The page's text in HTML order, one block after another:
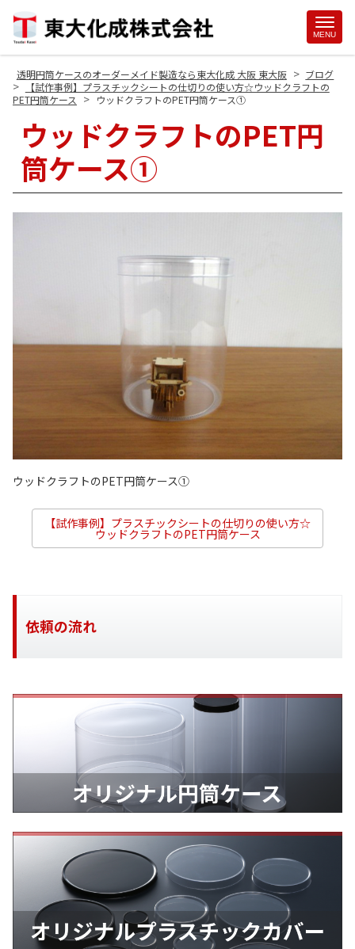
MENU
透明円筒ケースのオーダーメイド製造なら東大化成 大阪 東大阪 > ブログ
>
【試作事例】プラスチックシートの仕切りの使い方☆ウッドクラフトの
PET円筒ケース > ウッドクラフトのPET円筒ケース①
ウッドクラフトのPET円
筒ケース①
ウッドクラフトのPET円筒ケース①
【試作事例】プラスチックシートの仕切りの使い方☆
ウッドクラフトのPET円筒ケース
依頼の流れ
Site
Footer